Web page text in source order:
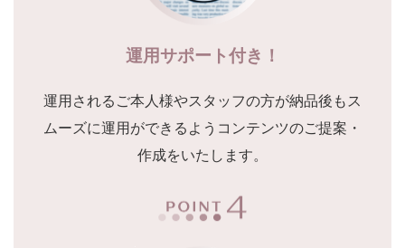
運用サポート付き！
運用されるご本人様やスタッフの方が納品後もス
ムーズに運用ができるようコンテンツのご提案・
作成をいたします。